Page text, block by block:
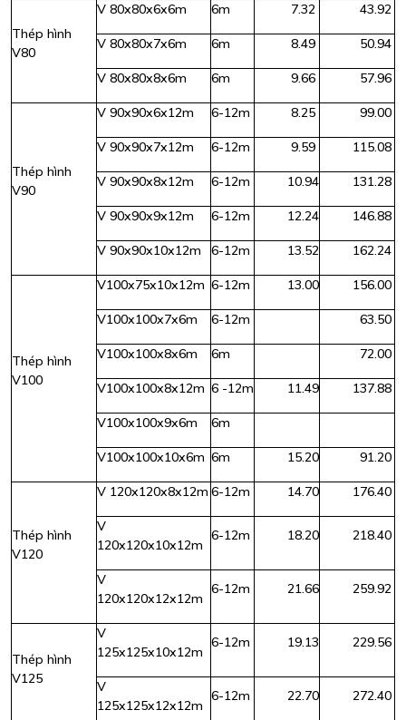
Thép hình
V80
V 80x80x6x6m 6m 7.32 43.92
V 80x80x7x6m 6m 8.49 50.94
V 80x80x8x6m 6m 9.66 57.96
Thép hình
V90
V 90x90x6x12m 6-12m 8.25 99.00
V 90x90x7x12m 6-12m 9.59 115.08
V 90x90x8x12m 6-12m 10.94 131.28
V 90x90x9x12m 6-12m 12.24 146.88
V 90x90x10x12m 6-12m 13.52 162.24
Thép hình
V100
V100x75x10x12m 6-12m 13.00 156.00
V100x100x7x6m 6-12m 63.50
V100x100x8x6m 6m 72.00
V100x100x8x12m 6 -12m 11.49 137.88
V100x100x9x6m 6m
V100x100x10x6m 6m 15.20 91.20
Thép hình
V120
V 120x120x8x12m 6-12m 14.70 176.40
V
120x120x10x12m
6-12m 18.20 218.40
V
120x120x12x12m
6-12m 21.66 259.92
Thép hình
V125
V
125x125x10x12m
6-12m 19.13 229.56
V
125x125x12x12m
6-12m 22.70 272.40